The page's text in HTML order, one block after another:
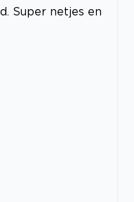
Super netjes en